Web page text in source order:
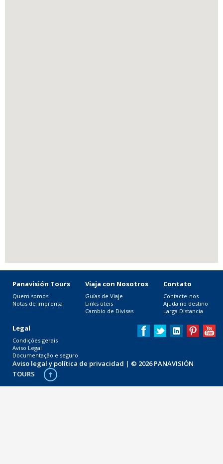
Panavisión Tours
Quem somos
Notas de imprensa
Viaja con Nosotros
Guías de Viaje
Links úteis
Cambio de Divisas
Contato
Contacte-nos
Ajuda no destino
Larga Distancia
Legal
Condições gerais
Aviso Legal
Documentação e seguro
Aviso legal y política de privacidad | © 2026 PANAVISIÓN
TOURS